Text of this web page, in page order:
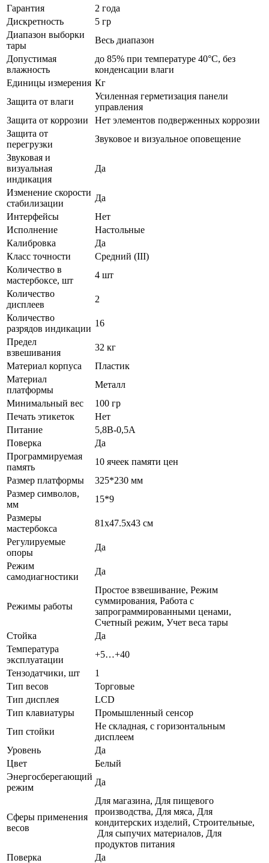
Гарантия
2 года
Дискретность
5 гр
Диапазон выборки
тары
Весь диапазон
Допустимая
влажность
до 85% при температуре 40°С, без
конденсации влаги
Единицы измерения Кг
Защита от влаги
Усиленная герметизация панели
управления
Защита от коррозии
Нет элементов подверженных коррозии
Защита от
перегрузки
Звуковое и визуальное оповещение
Звуковая и
визуальная
индикация
Да
Изменение скорости
стабилизации
Да
Интерфейсы
Нет
Исполнение
Настольные
Калибровка
Да
Класс точности
Средний (III)
Количество в
мастербоксе, шт
4 шт
Количество
дисплеев
2
Количество
разрядов индикации
16
Предел
взвешивания
32 кг
Материал корпуса
Пластик
Материал
платформы
Металл
Минимальный вес
100 гр
Печать этикеток
Нет
Питание
5,8В-0,5А
Поверка
Да
Программируемая
память
10 ячеек памяти цен
Размер платформы
325*230 мм
Размер символов,
мм
15*9
Размеры
мастербокса
81х47.5х43 см
Регулируемые
опоры
Да
Режим
самодиагностики
Да
Режимы работы
Простое взвешивание, Режим
суммирования, Работа с
запрограммированными ценами,
Счетный режим, Учет веса тары
Стойка
Да
Температура
эксплуатации
+5…+40
Тензодатчики, шт
1
Тип весов
Торговые
Тип дисплея
LCD
Тип клавиатуры
Промышленный сенсор
Тип стойки
Не складная, с горизонтальным
дисплеем
Уровень
Да
Цвет
Белый
Энергосберегающий
режим
Да
Сферы применения
весов
Для магазина, Для пищевого
производства, Для мяса, Для
кондитерских изделий, Строительные,
Для сыпучих материалов, Для
продуктов питания
Поверка
Да